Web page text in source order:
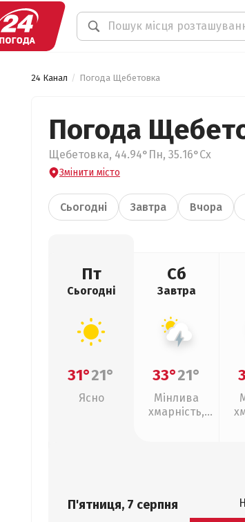
24 Канал Погода Щебетовка
Погода
Щебетовка, 44.94°Пн, 35.16°Сх
Змінити місто
Сьогодні Завтра Вчора
Пт
Сьогодні
31°21°
Ясно
Сб
Завтра
33°21°
Мінлива
хмарність,
П'ятниця, 7 серпня